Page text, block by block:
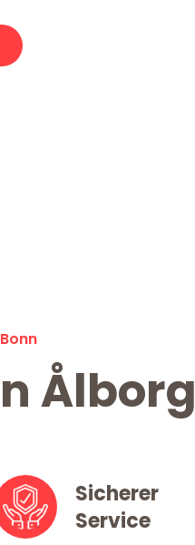
Ålborg
Sicherer
Service